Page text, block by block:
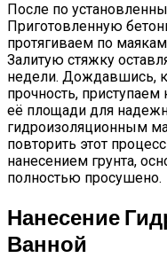
После по
Приготовленную
протягиваем по
Залитую стяжку
недели. Дождавшись,
прочность,
её площади для
гидроизоляционным
повторить этот
нанесением грунта,
полностью просушено.
Нанесение
Ванной